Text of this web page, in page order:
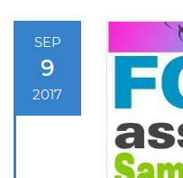
SEP
9
2017